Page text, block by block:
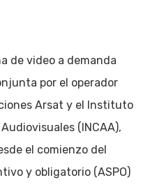
de video a demanda
por el operador
Arsat y el Instituto
(INCAA),
el comienzo del
y obligatorio (ASPO)